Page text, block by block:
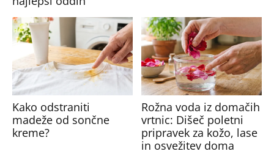
Kako odstraniti
madeže od sončne
kreme?
Rožna voda iz domačih
vrtnic: Dišeč poletni
pripravek za kožo, lase
in osvežitev doma